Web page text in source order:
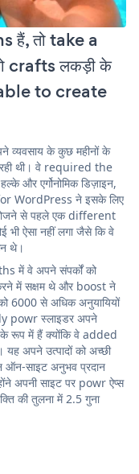
हैं, तो take a
crafts लकड़ी के
able to create
व्यवसाय के कुछ महीनों के
थी। वे required the
और एर्गोनोमिक डिज़ाइन,
WordPress ने इसके लिए
खोजने से पहले एक different
ऐसा नहीं लगा जैसे कि वे
थे।
में वे अपने संपर्कों को
में सक्षम थे और boost ने
6000 से अधिक अनुयायियों
powr स्लाइडर अपने
के रूप में हैं क्योंकि वे added
अपने उत्पादों को अच्छी
ऑन-साइट अनुभव प्रदान
अपनी साइट पर powr ऐप्स
की तुलना में 2.5 गुना